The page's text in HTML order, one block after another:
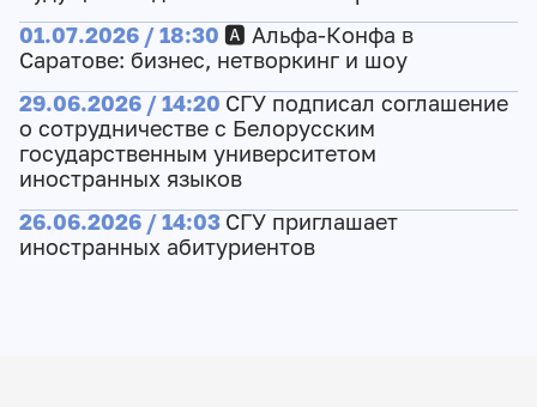
01.07.2026 / 18:30 🅰️ Альфа-Конфа в
Саратове: бизнес, нетворкинг и шоу
29.06.2026 / 14:20 СГУ подписал соглашение
о сотрудничестве с Белорусским
государственным университетом
иностранных языков
26.06.2026 / 14:03 СГУ приглашает
иностранных абитуриентов